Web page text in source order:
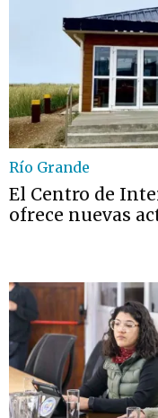
Río Grande
El Centro de
ofrece nuevas